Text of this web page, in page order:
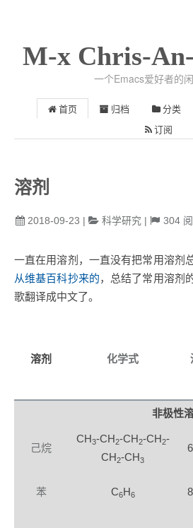
M-x Chris-
一个Emacs爱好者的
首页 归档 分类
订阅
溶剂
2018-09-23 | 科学研究 | 304
一直在用溶剂，一直没有把常用溶剂
从维基百科抄来的，总结了常用溶剂
歌翻译成中文了。
溶剂 化学式
非极性
己烷
CH3-CH2-CH2-CH2-
CH2-CH3
苯 C6H6